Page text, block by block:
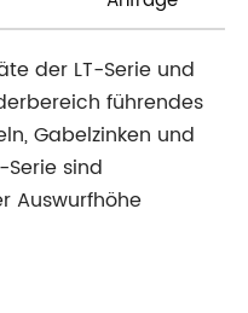
der LT-Serie und
führendes
Gabelzinken und
sind
Auswurfhöhe